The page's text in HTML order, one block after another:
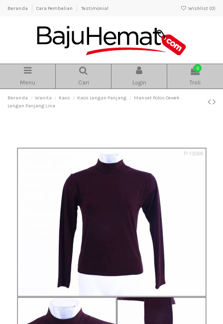
Beranda Cara Pembelian Testimonial Wishlist (0)
Menu Cari Login
0
Troli
Beranda Wanita Kaos Kaos Lengan Panjang
Manset Polos Cewek
Lengan Panjang Lina